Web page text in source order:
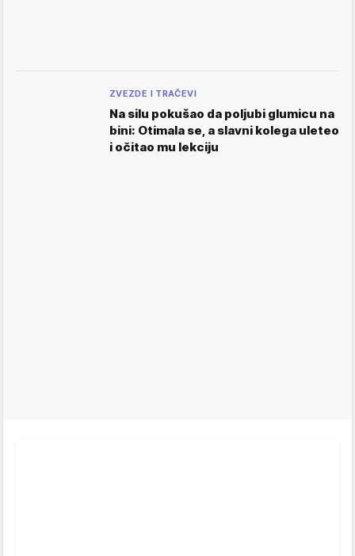
ZVEZDE I TRAČEVI
Na silu pokušao da poljubi glumicu na
bini: Otimala se, a slavni kolega uleteo
i očitao mu lekciju